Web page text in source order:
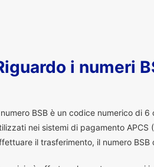
i numeri
BSB è un codice numerico di
nei sistemi di pagamento APCS
il trasferimento, il numero